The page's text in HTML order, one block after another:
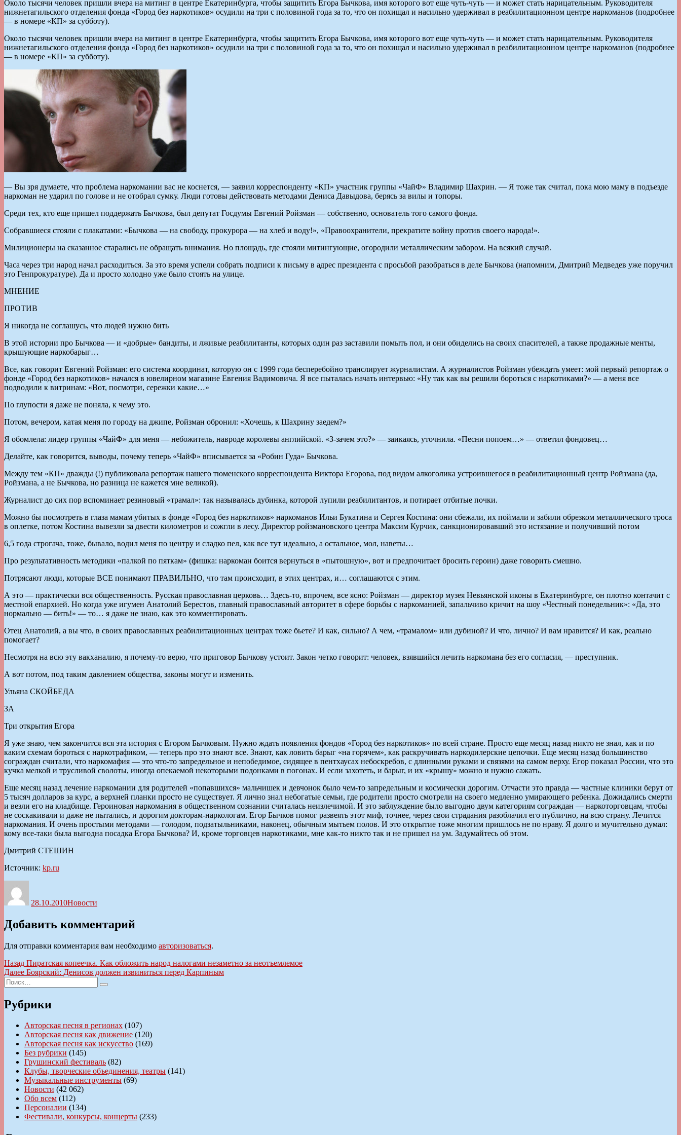
Около тысячи человек пришли вчера на митинг в центре Екатеринбурга, чтобы защитить Егора Бычкова, имя которого вот еще чуть-чуть — и может стать нарицательным. Руководителя
нижнетагильского отделения фонда «Город без наркотиков» осудили на три с половиной года за то, что он похищал и насильно удерживал в реабилитационном центре наркоманов (подробнее
— в номере «КП» за субботу).
Около тысячи человек пришли вчера на митинг в центре Екатеринбурга, чтобы защитить Егора Бычкова, имя которого вот еще чуть-чуть — и может стать нарицательным. Руководителя
нижнетагильского отделения фонда «Город без наркотиков» осудили на три с половиной года за то, что он похищал и насильно удерживал в реабилитационном центре наркоманов (подробнее
— в номере «КП» за субботу).
— Вы зря думаете, что проблема наркомании вас не коснется, — заявил корреспонденту «КП» участник группы «ЧайФ» Владимир Шахрин. — Я тоже так считал, пока мою маму в подъезде
наркоман не ударил по голове и не отобрал сумку. Люди готовы действовать методами Дениса Давыдова, берясь за вилы и топоры.
Среди тех, кто еще пришел поддержать Бычкова, был депутат Госдумы Евгений Ройзман — собственно, основатель того самого фонда.
Собравшиеся стояли с плакатами: «Бычкова — на свободу, прокурора — на хлеб и воду!», «Правоохранители, прекратите войну против своего народа!».
Милиционеры на сказанное старались не обращать внимания. Но площадь, где стояли митингующие, огородили металлическим забором. На всякий случай.
Часа через три народ начал расходиться. За это время успели собрать подписи к письму в адрес президента с просьбой разобраться в деле Бычкова (напомним, Дмитрий Медведев уже поручил
это Генпрокуратуре). Да и просто холодно уже было стоять на улице.
МНЕНИЕ
ПРОТИВ
Я никогда не соглашусь, что людей нужно бить
В этой истории про Бычкова — и «добрые» бандиты, и лживые реабилитанты, которых один раз заставили помыть пол, и они обиделись на своих спасителей, а также продажные менты,
крышующие наркобарыг…
Все, как говорит Евгений Ройзман: его система координат, которую он с 1999 года бесперебойно транслирует журналистам. А журналистов Ройзман убеждать умеет: мой первый репортаж о
фонде «Город без наркотиков» начался в ювелирном магазине Евгения Вадимовича. Я все пыталась начать интервью: «Ну так как вы решили бороться с наркотиками?» — а меня все
подводили к витринам: «Вот, посмотри, сережки какие…»
По глупости я даже не поняла, к чему это.
Потом, вечером, катая меня по городу на джипе, Ройзман обронил: «Хочешь, к Шахрину заедем?»
Я обомлела: лидер группы «ЧайФ» для меня — небожитель, навроде королевы английской. «З-зачем это?» — заикаясь, уточнила. «Песни попоем…» — ответил фондовец…
Делайте, как говорится, выводы, почему теперь «ЧайФ» вписывается за «Робин Гуда» Бычкова.
Между тем «КП» дважды (!) публиковала репортаж нашего тюменского корреспондента Виктора Егорова, под видом алкоголика устроившегося в реабилитационный центр Ройзмана (да,
Ройзмана, а не Бычкова, но разница не кажется мне великой).
Журналист до сих пор вспоминает резиновый «трамал»: так называлась дубинка, которой лупили реабилитантов, и потирает отбитые почки.
Можно бы посмотреть в глаза мамам убитых в фонде «Город без наркотиков» наркоманов Ильи Букатина и Сергея Костина: они сбежали, их поймали и забили обрезком металлического троса
в оплетке, потом Костина вывезли за двести километров и сожгли в лесу. Директор ройзмановского центра Максим Курчик, санкционировавший это истязание и получивший потом
6,5 года строгача, тоже, бывало, водил меня по центру и сладко пел, как все тут идеально, а остальное, мол, наветы…
Про результативность методики «палкой по пяткам» (фишка: наркоман боится вернуться в «пытошную», вот и предпочитает бросить героин) даже говорить смешно.
Потрясают люди, которые ВСЕ понимают ПРАВИЛЬНО, что там происходит, в этих центрах, и… соглашаются с этим.
А это — практически вся общественность. Русская православная церковь… Здесь-то, впрочем, все ясно: Ройзман — директор музея Невьянской иконы в Екатеринбурге, он плотно контачит с
местной епархией. Но когда уже игумен Анатолий Берестов, главный православный авторитет в сфере борьбы с наркоманией, запальчиво кричит на шоу «Честный понедельник»: «Да, это
нормально — бить!» — то… я даже не знаю, как это комментировать.
Отец Анатолий, а вы что, в своих православных реабилитационных центрах тоже бьете? И как, сильно? А чем, «трамалом» или дубиной? И что, лично? И вам нравится? И как, реально
помогает?
Несмотря на всю эту вакханалию, я почему-то верю, что приговор Бычкову устоит. Закон четко говорит: человек, взявшийся лечить наркомана без его согласия, — преступник.
А вот потом, под таким давлением общества, законы могут и изменить.
Ульяна СКОЙБЕДА
ЗА
Три открытия Егора
Я уже знаю, чем закончится вся эта история с Егором Бычковым. Нужно ждать появления фондов «Город без наркотиков» по всей стране. Просто еще месяц назад никто не знал, как и по
каким схемам бороться с наркотрафиком, — теперь про это знают все. Знают, как ловить барыг «на горячем», как раскручивать наркодилерские цепочки. Еще месяц назад большинство
сограждан считали, что наркомафия — это что-то запредельное и непобедимое, сидящее в пентхаусах небоскребов, с длинными руками и связями на самом верху. Егор показал России, что это
кучка мелкой и трусливой сволоты, иногда опекаемой некоторыми подонками в погонах. И если захотеть, и барыг, и их «крышу» можно и нужно сажать.
Еще месяц назад лечение наркомании для родителей «попавшихся» мальчишек и девчонок было чем-то запредельным и космически дорогим. Отчасти это правда — частные клиники берут от
5 тысяч долларов за курс, а верхней планки просто не существует. Я лично знал небогатые семьи, где родители просто смотрели на своего медленно умирающего ребенка. Дожидались смерти
и везли его на кладбище. Героиновая наркомания в общественном сознании считалась неизлечимой. И это заблуждение было выгодно двум категориям сограждан — наркоторговцам, чтобы
не соскакивали и даже не пытались, и дорогим докторам-наркологам. Егор Бычков помог развеять этот миф, точнее, через свои страдания разоблачил его публично, на всю страну. Лечится
наркомания. И очень простыми методами — голодом, подзатыльниками, наконец, обычным мытьем полов. И это открытие тоже многим пришлось не по нраву. Я долго и мучительно думал:
кому все-таки была выгодна посадка Егора Бычкова? И, кроме торговцев наркотиками, мне как-то никто так и не пришел на ум. Задумайтесь об этом.
Дмитрий СТЕШИН
Источник: kp.ru
28.10.2010Новости
Добавить комментарий
Для отправки комментария вам необходимо авторизоваться.
Навигация
по
записям
Назад Предыдущая
запись:
Пиратская копеечка. Как обложить народ налогами незаметно за неотъемлемое
Далее Следующая
Боярский: Денисов должен извиниться перед Карпиным
Искать:
Поиск
Рубрики
Авторская песня в регионах (107)
Авторская песня как движение (120)
Авторская песня как искусство (169)
Без рубрики (145)
Грушинский фестиваль (82)
Клубы, творческие объединения, театры (141)
Музыкальные инструменты (69)
Новости (42 062)
Обо всем (112)
Персоналии (134)
Фестивали, конкурсы, концерты (233)